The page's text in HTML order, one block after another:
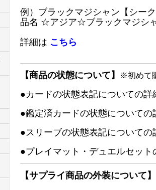
例）ブラックマジシャン【シー
品名 ☆アジア☆ブラックマジシ
詳細は こちら
【商品の状態について】 ※初めて
●カードの状態表記についての詳
●鑑定済カードの状態についての
●スリーブの状態表記についての
●プレイマット・デュエルセッ
【サプライ商品の外装について】